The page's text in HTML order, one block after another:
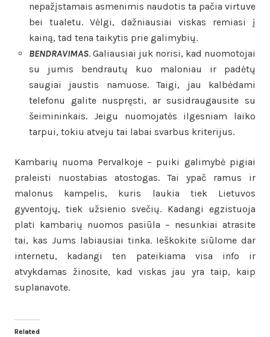
nepažįstamais asmenimis naudotis ta pačia virtuve
bei tualetu. Vėlgi, dažniausiai viskas remiasi į
kainą, tad tena taikytis prie galimybių.
BENDRAVIMAS. Galiausiai juk norisi, kad nuomotojai
su jumis bendrautų kuo maloniau ir padėtų
saugiai jaustis namuose. Taigi, jau kalbėdami
telefonu galite nuspręsti, ar susidraugausite su
šeimininkais. Jeigu nuomojatės ilgesniam laiko
tarpui, tokiu atveju tai labai svarbus kriterijus.
Kambarių nuoma Pervalkoje – puiki galimybė pigiai
praleisti nuostabias atostogas. Tai ypač ramus ir
malonus kampelis, kuris laukia tiek Lietuvos
gyventojų, tiek užsienio svečių. Kadangi egzistuoja
plati kambarių nuomos pasiūla – nesunkiai atrasite
tai, kas Jums labiausiai tinka. Ieškokite siūlome dar
internetu, kadangi ten pateikiama visa info ir
atvykdamas žinosite, kad viskas jau yra taip, kaip
suplanavote.
Related